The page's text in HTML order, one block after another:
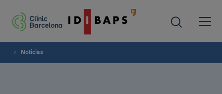
Noticias